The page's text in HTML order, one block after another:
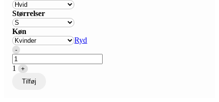
Størrelser
Køn
Ryd
Quantity
-
1
+
Tilføj